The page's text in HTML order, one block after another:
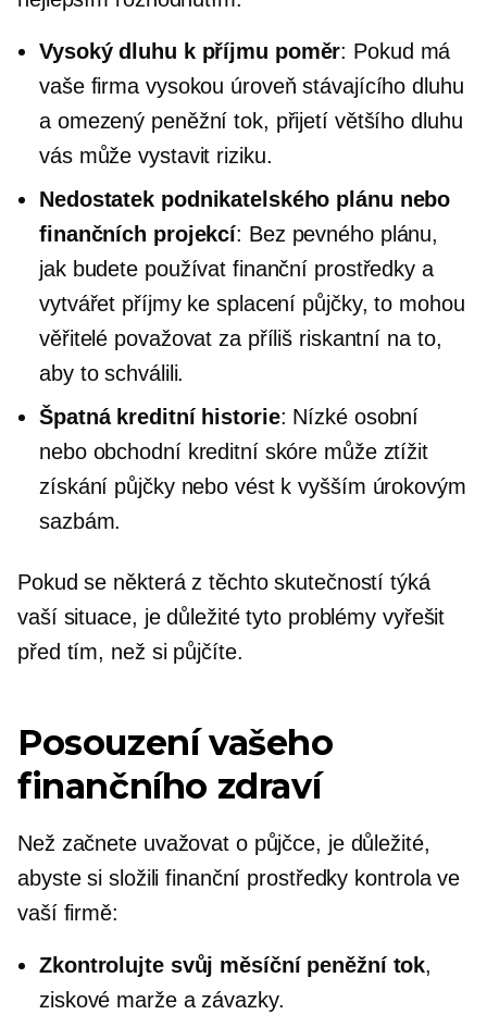
Vysokýdluhu k příjmu poměr: Pokud má
vaše firma vysokou úroveň stávajícího dluhu
a omezený peněžní tok, přijetí většího dluhu
vás může vystavit riziku.
Nedostatek podnikatelského plánu nebo
finančních projekcí: Bez pevného plánu,
jak budete používat finanční prostředky a
vytvářet příjmy ke splacení půjčky, to mohou
věřitelé považovat za příliš riskantní na to,
aby to schválili.
Špatná kreditní historie: Nízké osobní
nebo obchodní kreditní skóre může ztížit
získání půjčky nebo vést k vyšším úrokovým
sazbám.
Pokud se některá z těchto skutečností týká
vaší situace, je důležité tyto problémy vyřešit
před tím, než si půjčíte.
Posouzení vašeho
finančního zdraví
Než začnete uvažovat o půjčce, je důležité,
abyste si složili finanční prostředky kontrolave
vaší firmě:
Zkontrolujte svůj měsíční peněžní tok,
ziskové marže a závazky.